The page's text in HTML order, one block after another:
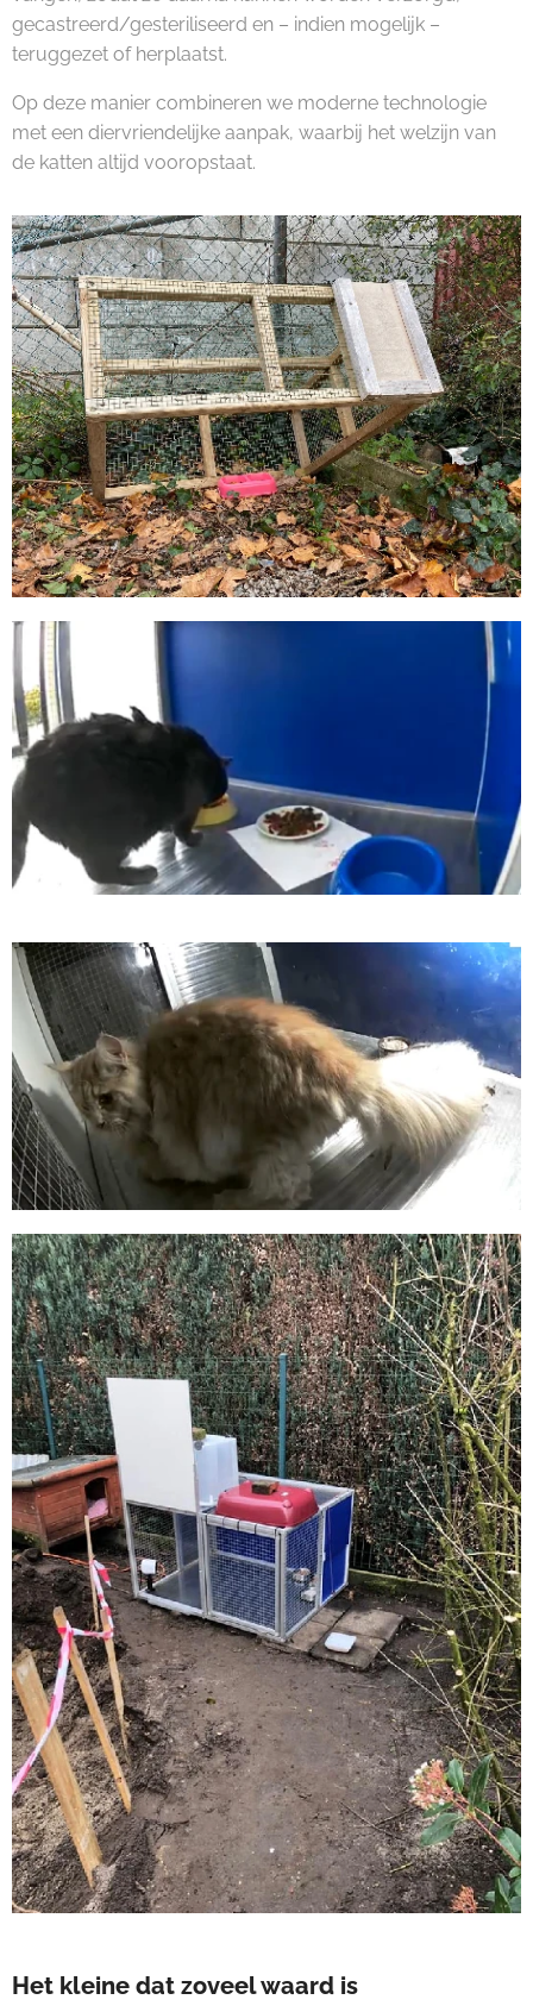
gecastreerd/gesteriliseerd en – indien mogelijk –
teruggezet of herplaatst.
Op deze manier combineren we moderne technologie
met een diervriendelijke aanpak, waarbij het welzijn van
de katten altijd vooropstaat.
Het kleine dat zoveel waard is